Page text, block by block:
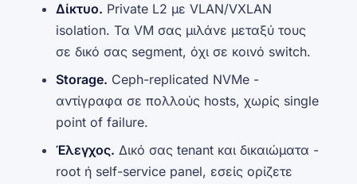
Δίκτυο. Private L2 με VLAN/VXLAN
isolation. Τα VM σας μιλάνε μεταξύ τους
σε δικό σας segment, όχι σε κοινό switch.
Storage. Ceph-replicated NVMe -
αντίγραφα σε πολλούς hosts, χωρίς single
point of failure.
Έλεγχος. Δικό σας tenant και δικαιώματα -
root ή self-service panel, εσείς ορίζετε